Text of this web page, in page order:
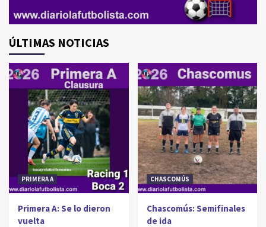
ÚLTIMAS NOTICIAS
PRIMERA A
Primera A: Se lo dieron
vuelta
CHASCOMÚS
Chascomús: Semifinales
de ida